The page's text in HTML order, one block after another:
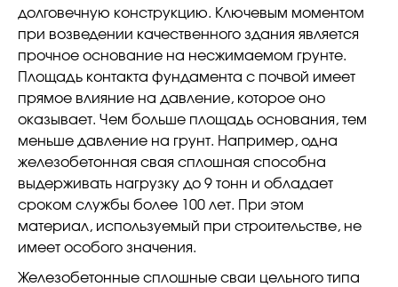
долговечную конструкцию. Ключевым моментом
при возведении качественного здания является
прочное основание на несжимаемом грунте.
Площадь контакта фундамента с почвой имеет
прямое влияние на давление, которое оно
оказывает. Чем больше площадь основания, тем
меньше давление на грунт. Например, одна
железобетонная свая сплошная способна
выдерживать нагрузку до 9 тонн и обладает
сроком службы более 100 лет. При этом
материал, используемый при строительстве, не
имеет особого значения.
Железобетонные сплошные сваи цельного типа